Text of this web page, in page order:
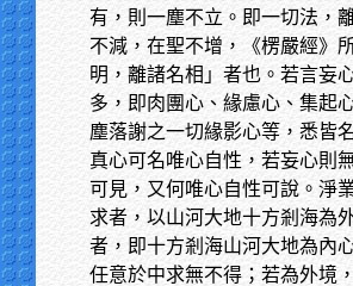
有，則一塵不立。即一切法，
不減，在聖不增，《楞嚴經》
明，離諸名相」者也。若言妄
多，即肉團心、緣慮心、集起
塵落謝之一切緣影心等，悉皆
真心可名唯心自性，若妄心則
可見，又何唯心自性可說。淨
求者，以山河大地十方剎海為
者，即十方剎海山河大地為內
任意於中求無不得；若為外境